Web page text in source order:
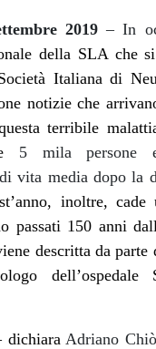
2019– In
della SLA che
Italiana di
notizie che
terribile
5 mila persone
vita media dopo la
inoltre, cade
passati 150 anni
descritta da parte
dell’ospedale
dichiara Adriano